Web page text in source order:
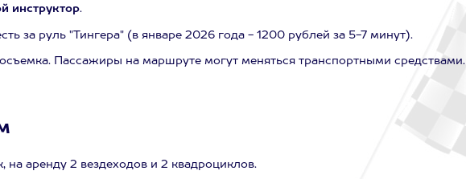
инструктор.
за руль "Тингера" (в январе 2026 года - 1200 рублей за 5-7 минут).
Пассажиры на маршруте могут меняться транспортными средствами.
на аренду 2 вездеходов и 2 квадроциклов.